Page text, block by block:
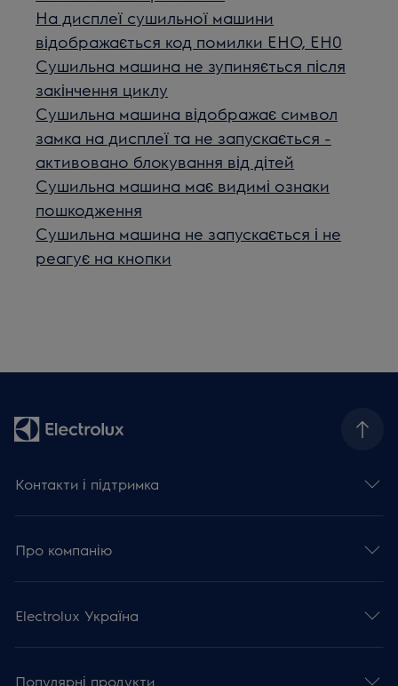
На дисплеї сушильної машини
відображається код помилки EHO, EH0
Сушильна машина не зупиняється після
закінчення циклу
Сушильна машина відображає символ
замка на дисплеї та не запускається -
активовано блокування від дітей
Сушильна машина має видимі ознаки
пошкодження
Сушильна машина не запускається і не
реагує на кнопки
Контакти і підтримка
Про компанію
Electrolux Україна
Популярні продукти